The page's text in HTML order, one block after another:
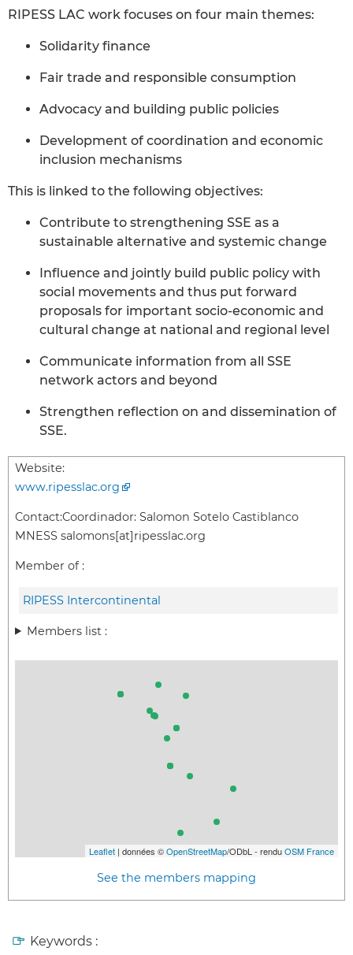
RIPESS LAC work focuses on four main themes:
Solidarity finance
Fair trade and responsible consumption
Advocacy and building public policies
Development of coordination and economic
inclusion mechanisms
This is linked to the following objectives:
Contribute to strengthening SSE as a
sustainable alternative and systemic change
Influence and jointly build public policy with
social movements and thus put forward
proposals for important socio-economic and
cultural change at national and regional level
Communicate information from all SSE
network actors and beyond
Strengthen reflection on and dissemination of
SSE.
Website:
www.ripesslac.org
Contact:Coordinador: Salomon Sotelo Castiblanco
MNESS salomons[at]ripesslac.org
Member of :
RIPESS Intercontinental
Members list :
Leaflet | données ©OpenStreetMap/ODbL - renduOSM France
See the members mapping
Keywords :